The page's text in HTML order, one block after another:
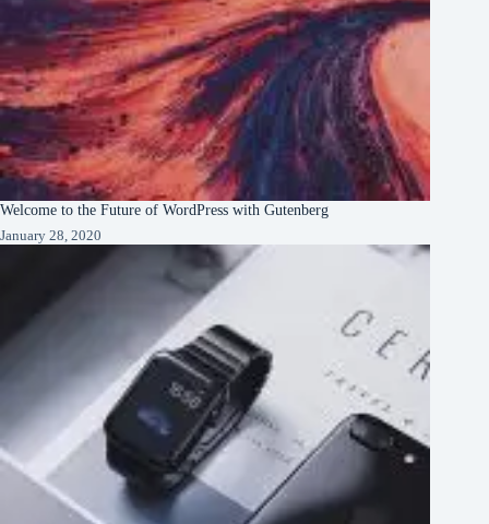
Welcome to the Future of WordPress with Gutenberg
January 28, 2020